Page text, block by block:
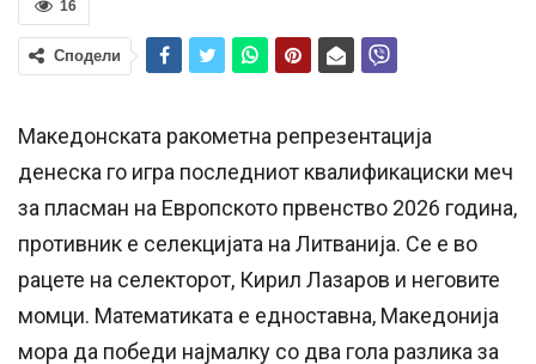
16
Сподели
Македонската ракометна репрезентација
денеска го игра последниот квалификациски меч
за пласман на Европското првенство 2026 година,
противник е селекцијата на Литванија. Се е во
рацете на селекторот, Кирил Лазаров и неговите
момци. Математиката е едноставна, Македонија
мора да победи најмалку со два гола разлика за